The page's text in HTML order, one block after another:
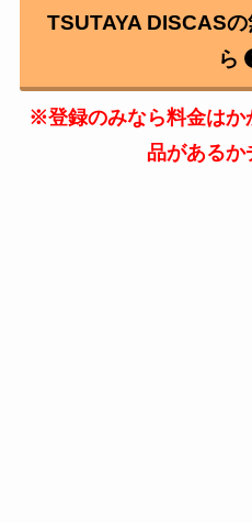
TSUTAYA DISCAS
ら
※登録のみなら料金はか
品があるか